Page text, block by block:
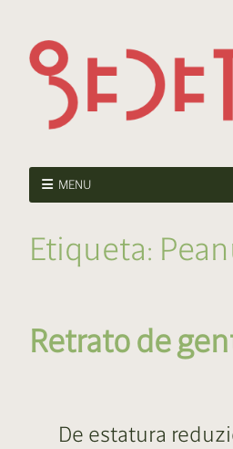
MENU
Etiqueta:
Retrato de
De estatura